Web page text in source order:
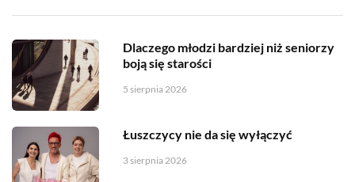
Dlaczego młodzi bardziej niż seniorzy
boją się starości
5 sierpnia 2026
Łuszczycy nie da się wyłączyć
3 sierpnia 2026